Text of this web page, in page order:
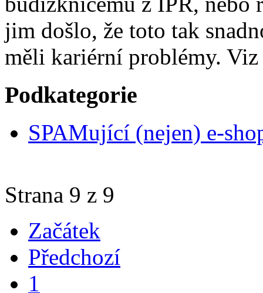
jim došlo, že toto tak
měli kariérní problémy.
Podkategorie
SPAMující (nejen) e-
Strana 9 z 9
Začátek
Předchozí
1